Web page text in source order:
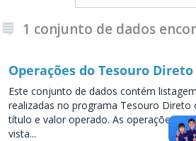
1 conjunto de dados
Operações do Tesouro Direto
Este conjunto de dados contém
realizadas no programa Tesouro Direto
título e valor operado. As operações
vista...